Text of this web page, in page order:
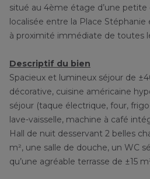
situé au 4ème étage d’une
localisée entre la Place
à proximité immédiate de toutes
Descriptif du bien
Spacieux et lumineux séjour de
décorative, cuisine américaine
séjour (taque électrique, four,
lave-vaisselle, machine à café
Hall de nuit desservant 2 belles
m², une salle de douche, un WC
qu’une agréable terrasse de ±15